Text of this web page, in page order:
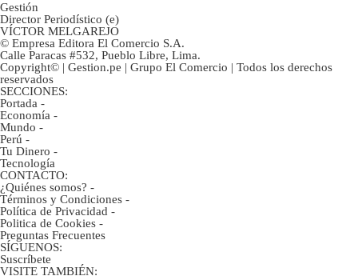
Gestión
Director Periodístico (e)
VÍCTOR MELGAREJO
© Empresa Editora El Comercio S.A.
Calle Paracas #532, Pueblo Libre, Lima.
Copyright© | Gestion.pe | Grupo El Comercio | Todos los derechos
reservados
SECCIONES:
Portada -
Economía -
Mundo -
Perú -
Tu Dinero -
Tecnología
CONTACTO:
¿Quiénes somos? -
Términos y Condiciones -
Política de Privacidad -
Politica de Cookies -
Preguntas Frecuentes
SÍGUENOS:
Suscríbete
VISITE TAMBIÉN: